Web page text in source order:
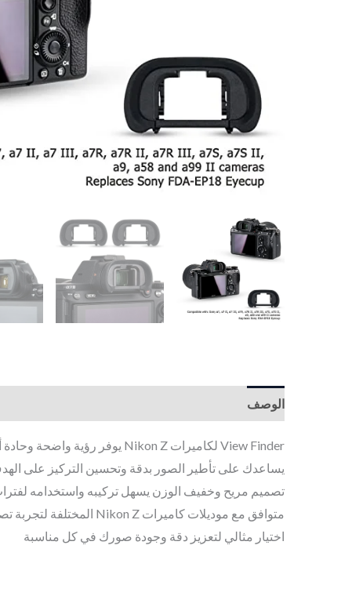
الوصف
View Finder لكاميرات Nikon Z يوفر رؤية واضحة وحادة أثناء التصوير
يساعدك على تأطير الصور بدقة وتحسين التركيز على
تصميم مريح وخفيف الوزن يسهل تركيبه واستخدامه
متوافق مع موديلات كاميرات Nikon Z المختلفة لتجربة تصوير احترافية
اختيار مثالي لتعزيز دقة وجودة صورك في كل مناسبة